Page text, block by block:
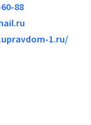
88
1.ru/